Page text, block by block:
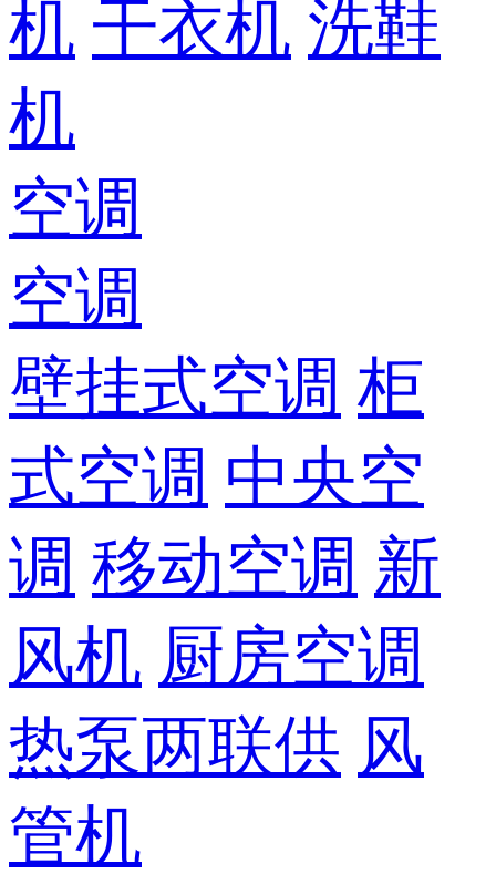
机 干衣机 洗鞋
机
空调
空调
壁挂式空调 柜
式空调 中央空
调 移动空调 新
风机 厨房空调
热泵两联供 风
管机